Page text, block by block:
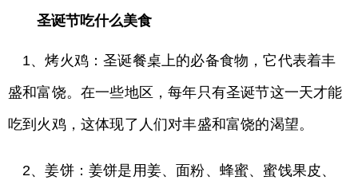
圣诞节吃什么美食
1、烤火鸡：圣诞餐桌上的必备食物，它代表着丰
盛和富饶。在一些地区，每年只有圣诞节这一天才能
吃到火鸡，这体现了人们对丰盛和富饶的渴望。
2、姜饼：姜饼是用姜、面粉、蜂蜜、蜜饯果皮、